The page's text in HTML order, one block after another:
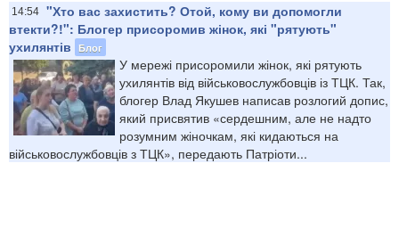
14:54 "Хто вас захистить? Отой, кому ви допомогли
втекти?!": Блогер присоромив жінок, які "рятують"
ухилянтів
Блог
У мережі присоромили жінок, які рятують
ухилянтів від військовослужбовців із ТЦК. Так,
блогер Влад Якушев написав розлогий допис,
який присвятив «сердешним, але не надто
розумним жіночкам, які кидаються на
військовослужбовців з ТЦК», передають Патріоти...